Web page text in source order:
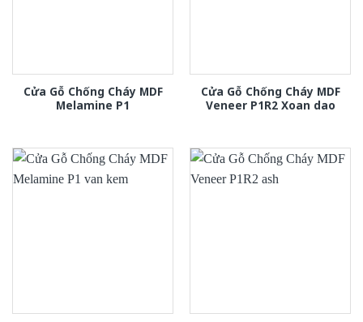
Cửa Gỗ Chống Cháy MDF
Melamine P1
Cửa Gỗ Chống Cháy MDF
Veneer P1R2 Xoan dao